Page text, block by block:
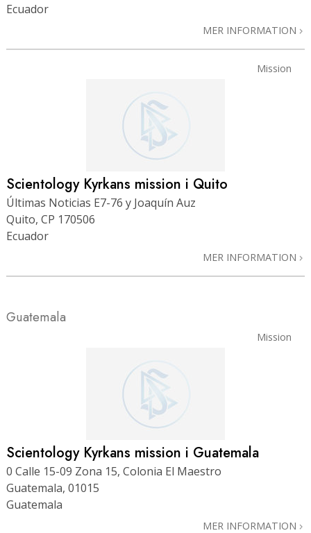
Ecuador
MER INFORMATION
Mission
Scientology Kyrkans mission i Quito
Últimas Noticias E7-76 y Joaquín Auz
Quito, CP 170506
Ecuador
MER INFORMATION
Guatemala
Mission
Scientology Kyrkans mission i Guatemala
0 Calle 15-09 Zona 15, Colonia El Maestro
Guatemala, 01015
Guatemala
MER INFORMATION